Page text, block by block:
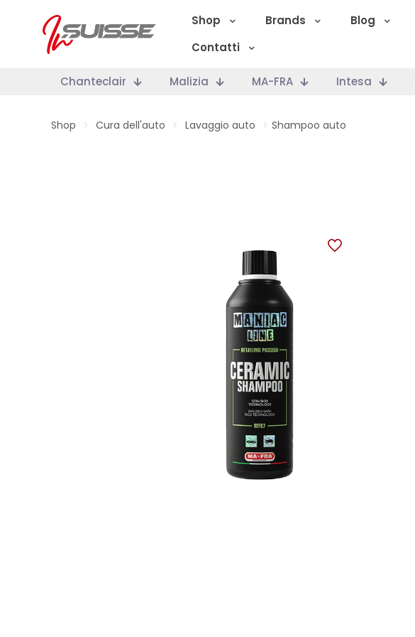
Shop Brands Blog
Contatti
Chanteclair Malizia MA-FRA Intesa
Shop > Cura dell'auto > Lavaggio auto > Shampoo auto